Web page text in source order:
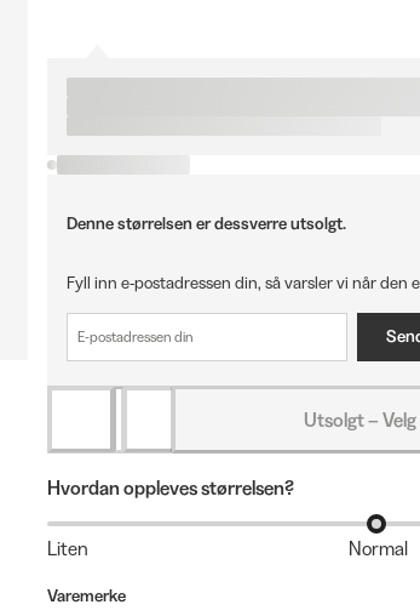
Denne størrelsen er dessverre utsolgt.
Fyll inn e-postadressen din, så varsler vi når den
Utsolgt –
Hvordan oppleves størrelsen?
Liten Normal
Varemerke